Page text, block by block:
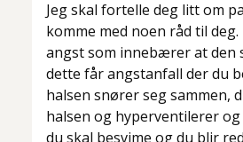
Jeg skal fortelle deg litt om
komme med noen råd til
angst som innebærer at den
dette får angstanfall der du
halsen snører seg sammen,
halsen og hyperventilerer
du skal besvime og du blir